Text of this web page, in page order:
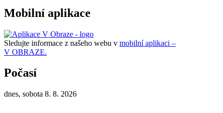
Mobilní aplikace
Sledujte informace z našeho webu v mobilní aplikaci –
V OBRAZE.
Počasí
dnes, sobota 8. 8. 2026